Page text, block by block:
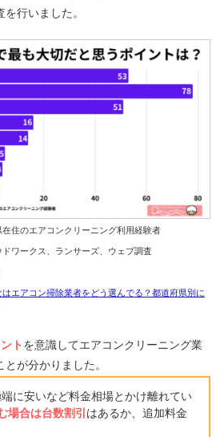
行いました。
在住のエアコンクリーニング利用経験者
ドワークス、ランサーズ、ウェブ調査
はエアコン掃除業者をどう選んでる？都道府県別に
ト を意識してエアコンクリーニング業
が分かりました。
に安いなど料金相場とかけ離れてい
場合は台数割引 はあるか、追加料金